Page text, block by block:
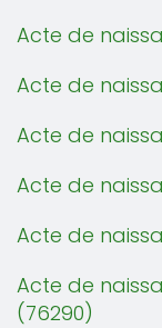
Acte de
Acte de
Acte de
Acte de
Acte de
Acte de
(76290)